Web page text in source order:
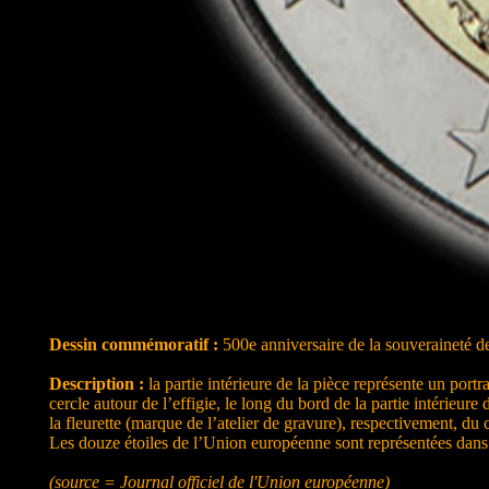
Dessin commémoratif : 500e anniversaire de la souveraineté
Description : la partie intérieure de la pièce représente un
cercle autour de l’effigie, le long du bord de la partie intérieure
la fleurette (marque de l’atelier de gravure), respectivement,
Les douze étoiles de l’Union européenne sont représentées
(source = Journal officiel de l'Union européenne)